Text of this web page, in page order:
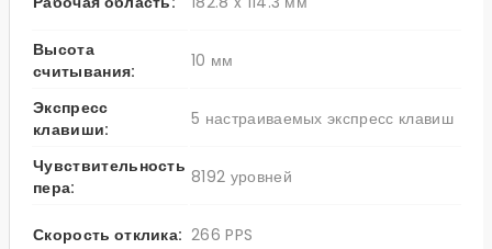
Высота ㅤㅤ
считывания:
10 мм
Экспресс
клавиши:
5 настраиваемых экспресс клавиш
Чувствительность
пера:
8192 уровней
Скорость отклика: 266 PPS